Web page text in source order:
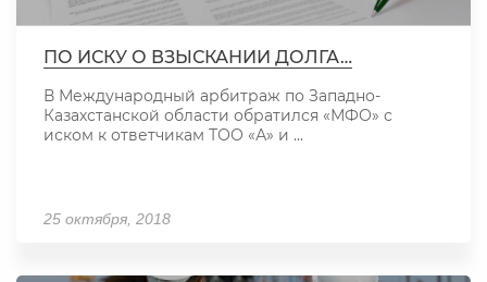
ПО ИСКУ О ВЗЫСКАНИИ ДОЛГА…
В Международный арбитраж по Западно-
Казахстанской области обратился «МФО» с
иском к ответчикам ТОО «А» и ...
25 октября, 2018